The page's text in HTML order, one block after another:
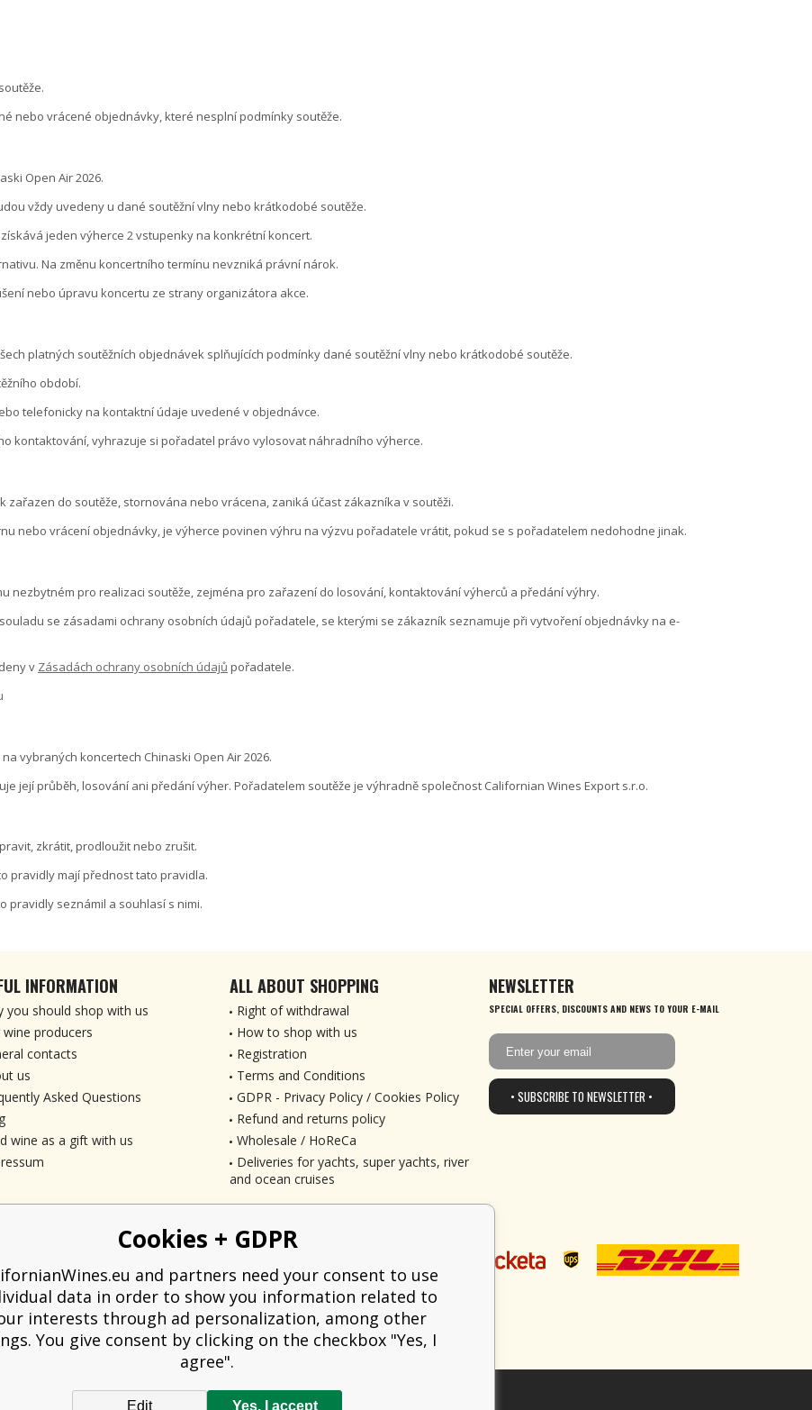
nebo vrácené objednávky, které nesplní podmínky soutěže.
Open Air 2026.
vždy uvedeny u dané soutěžní vlny nebo krátkodobé soutěže.
jeden výherce 2 vstupenky na konkrétní koncert.
Na změnu koncertního termínu nevzniká právní nárok.
nebo úpravu koncertu ze strany organizátora akce.
platných soutěžních objednávek splňujících podmínky dané soutěžní vlny nebo krátkodobé soutěže.
období.
telefonicky na kontaktní údaje uvedené v objednávce.
kontaktování, vyhrazuje si pořadatel právo vylosovat náhradního výherce.
do soutěže, stornována nebo vrácena, zaniká účast zákazníka v soutěži.
nebo vrácení objednávky, je výherce povinen výhru na výzvu pořadatele vrátit, pokud se s pořadatelem nedohodne jinak.
nezbytném pro realizaci soutěže, zejména pro zařazení do losování, kontaktování výherců a předání výhry.
se zásadami ochrany osobních údajů pořadatele, se kterými se zákazník seznamuje při vytvoření objednávky na e-
v Zásadách ochrany osobních údajů pořadatele.
vybraných koncertech Chinaski Open Air 2026.
její průběh, losování ani předání výher. Pořadatelem soutěže je výhradně společnost Californian Wines Export s.r.o.
zkrátit, prodloužit nebo zrušit.
pravidly mají přednost tato pravidla.
pravidly seznámil a souhlasí s nimi.
INFORMATION
you should shop with us
wine producers
contacts
us
Asked Questions
wine as a gift with us
ALL ABOUT SHOPPING
Right of withdrawal
How to shop with us
Registration
Terms and Conditions
GDPR - Privacy Policy / Cookies Policy
Refund and returns policy
Wholesale / HoReCa
Deliveries for yachts, super yachts, river
and ocean cruises
NEWSLETTER
SPECIAL OFFERS, DISCOUNTS AND NEWS TO YOUR E-MAIL
• SUBSCRIBE TO NEWSLETTER •
Cookies + GDPR
and partners need your consent to use
data in order to show you information related to
interests through ad personalization, among other
You give consent by clicking on the checkbox "Yes, I
agree".
Yes, I accept
Edit